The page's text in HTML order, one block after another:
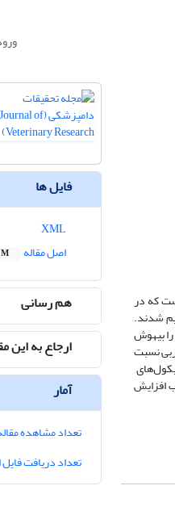
که در
شدند.
را بیهوش
نسبت
های
افزایش
فایل ها
اصل مقاله
هم رسانی
ارجاع به این
آمار
تعداد مشاهده
تعداد دریافت